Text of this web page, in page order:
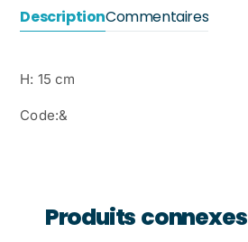
DescriptionCommentaires
H: 15 cm
Code:&
Produits connexes